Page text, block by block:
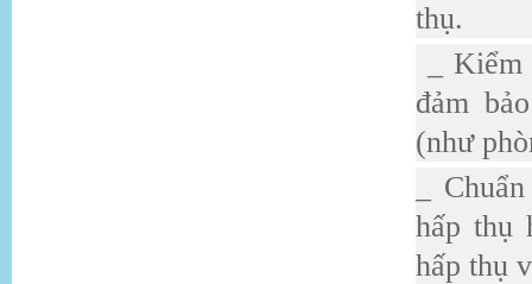
thụ.
_
đảm
(như
_
hấp thụ
hấp thụ